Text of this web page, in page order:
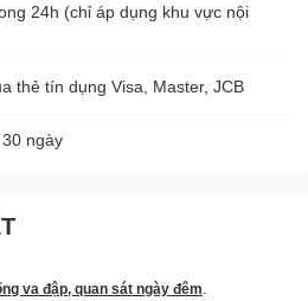
24h (chỉ áp dụng khu vực nội
thẻ tín dụng Visa, Master, JCB
ngày
va đập, quan sát ngày đêm.